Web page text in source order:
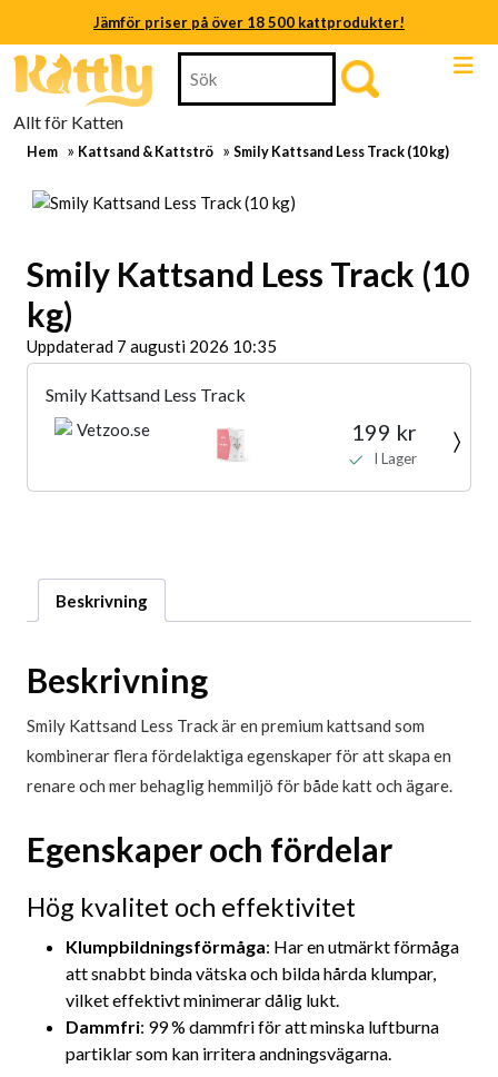
Jämför priser på över 18 500 kattprodukter!
Jämför priser på över 18 500 kattprodukter!
Jämför priser på över 18 500 kattprodukter!
Jämför priser på över 18 500 kattprodukter!
Jämför priser på över 18 500 kattprodukter!
Skip
Allt för Katten
for:
Hem » Kattsand & Kattströ » Smily Kattsand Less Track (10 kg)
Smily Kattsand Less Track (10
kg)
Uppdaterad 7 augusti 2026 10:35
Smily Kattsand Less Track
199 kr
I Lager
Beskrivning
Beskrivning
Smily Kattsand Less Track är en premium kattsand som
kombinerar flera fördelaktiga egenskaper för att skapa en
renare och mer behaglig hemmiljö för både katt och ägare.
Egenskaper och fördelar
Hög kvalitet och effektivitet
Klumpbildningsförmåga: Har en utmärkt förmåga
att snabbt binda vätska och bilda hårda klumpar,
vilket effektivt minimerar dålig lukt.
Dammfri: 99 % dammfri för att minska luftburna
partiklar som kan irritera andningsvägarna.